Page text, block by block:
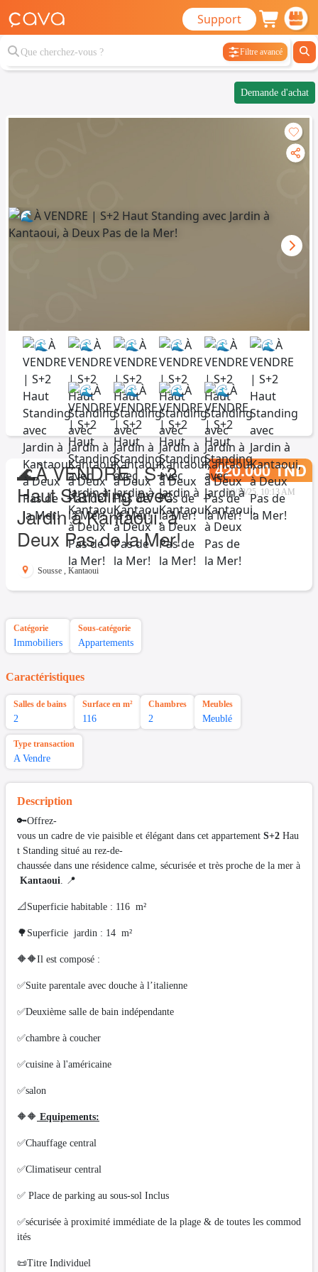
Support
Filtre avancé
Demande d'achat
🌊À VENDRE | S+2
Haut Standing avec
Jardin à Kantaoui, à
Deux Pas de la Mer!
420.000 TND
10/18/25, 10:13 AM
Sousse , Kantaoui
Catégorie
Immobiliers
Sous-catégorie
Appartements
Caractéristiques
Salles de bains
2
Surface en m²
116
Chambres
2
Meubles
Meublé
Type transaction
A Vendre
Description
🔑Offrez-
vous un cadre de vie paisible et élégant dans cet appartement S+2 Hau
t Standing situé au rez-de-
chaussée dans une résidence calme, sécurisée et très proche de la mer à
Kantaoui. 📍
📐Superficie habitable : 116 m²
🌳Superficie jardin : 14 m²
🔶🔶Il est composé :
✅Suite parentale avec douche à l’italienne
✅Deuxième salle de bain indépendante
✅chambre à coucher
✅cuisine à l'américaine
✅salon
🔶🔶 Equipements:
✅Chauffage central
✅Climatiseur central
✅ Place de parking au sous-sol Inclus
✅sécurisée à proximité immédiate de la plage & de toutes les commod
ités
📜Titre Individuel